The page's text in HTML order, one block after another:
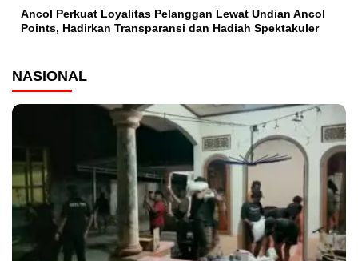
Ancol Perkuat Loyalitas Pelanggan Lewat Undian Ancol
Points, Hadirkan Transparansi dan Hadiah Spektakuler
NASIONAL